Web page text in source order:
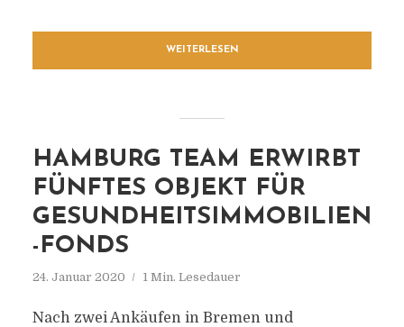
WEITERLESEN
HAMBURG TEAM ERWIRBT
FÜNFTES OBJEKT FÜR
GESUNDHEITSIMMOBILIEN
-FONDS
24. Januar 2020 1 Min. Lesedauer
Nach zwei Ankäufen in Bremen und